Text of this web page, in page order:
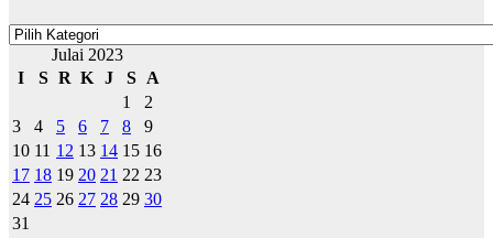
Kategori
Julai 2023
I
S R K J S
A
1
2
3
4 5 6 7 8
9
10 11 12 13 14 15 16
17 18 19 20 21 22 23
24 25 26 27 28 29 30
31